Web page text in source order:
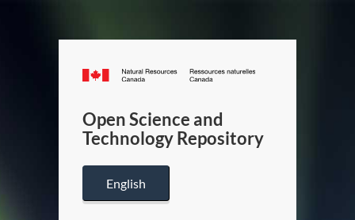
Canada.ca
/
Canada
Open Science and
Technology Repository
English